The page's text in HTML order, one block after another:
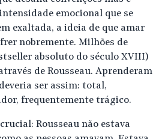
emocional que se
exaltada, a ideia de que amar
nobremente. Milhões de
absoluto do século XVIII)
de Rousseau. Aprenderam
ser assim: total,
frequentemente trágico.
Rousseau não estava